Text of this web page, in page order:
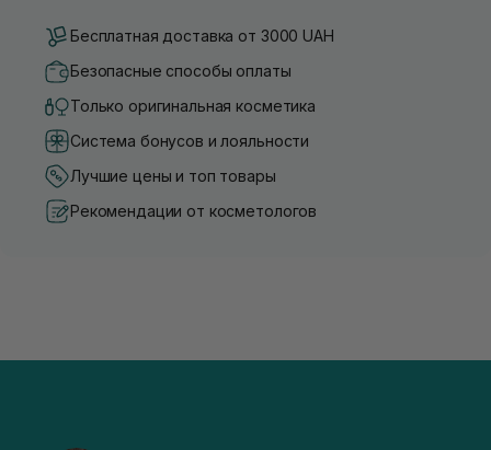
Бесплатная доставка от 3000 UAH
Безопасные способы оплаты
Только оригинальная косметика
Система бонусов и лояльности
Лучшие цены и топ товары
Рекомендации от косметологов